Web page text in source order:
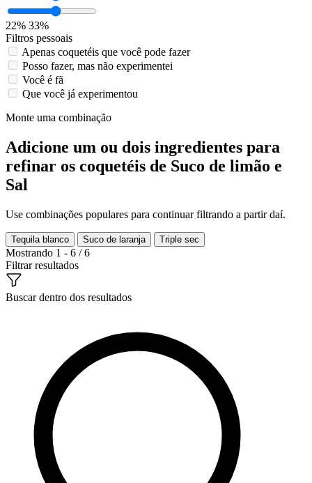
22% 33%
Filtros pessoais
Apenas coquetéis que você pode fazer
Posso fazer, mas não experimentei
Você é fã
Que você já experimentou
Monte uma combinação
Adicione um ou dois ingredientes para
refinar os coquetéis de Suco de limão e
Sal
Use combinações populares para continuar filtrando a partir daí.
Tequila blanco Suco de laranja Triple sec
Mostrando 1 - 6 / 6
Filtrar resultados
Buscar dentro dos resultados